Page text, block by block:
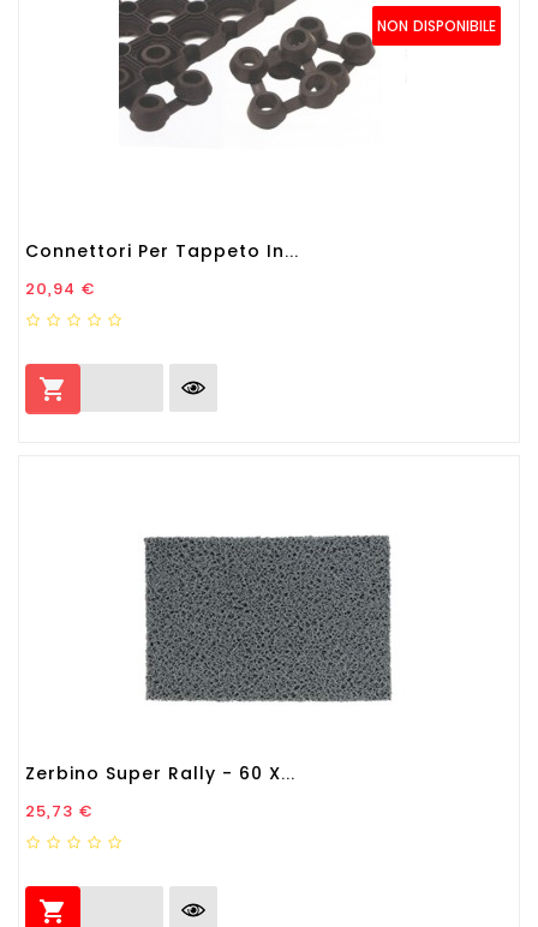
NON DISPONIBILE
Connettori Per Tappeto In...
Prezzo
20,94 €

Zerbino Super Rally - 60 X...
Prezzo
25,73 €
